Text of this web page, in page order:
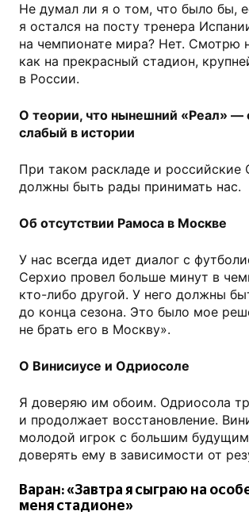
Не думал ли я о том, что было бы,
я остался на посту тренера
на чемпионате мира? Нет. Смотрю
как на прекрасный стадион,
в России.
О теории, что нынешний «Реал» —
слабый в истории
При таком раскладе и
должны быть рады принимать нас.
Об отсутствии Рамоса в Москве
У нас всегда идет диалог с
Серхио провел больше минут в
кто-либо другой. У него должны
до конца сезона. Это было мое
не брать его в Москву».
О Винисиусе и Одриосоле
Я доверяю им обоим. Одриосола
и продолжает восстановление.
молодой игрок с большим
доверять ему в зависимости от
Варан: «Завтра я сыграю на
меня стадионе»